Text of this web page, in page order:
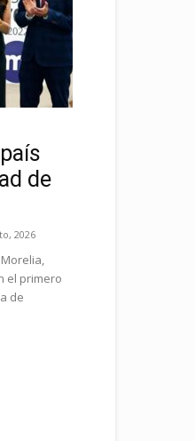
de
2026
el primero
de